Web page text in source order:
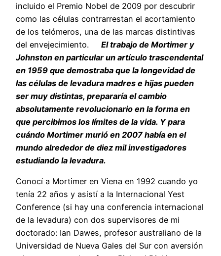
incluido el Premio Nobel de 2009 por descubrir
como las células contrarrestan el acortamiento
de los telómeros, una de las marcas distintivas
del envejecimiento.
El trabajo de Mortimer y
Johnston en particular un artículo trascendental
en 1959 que demostraba que la longevidad de
las células de levadura madres e hijas pueden
ser muy distintas, prepararía el cambio
absolutamente revolucionario en la forma en
que percibimos los límites de la vida. Y para
cuándo Mortimer murió en 2007 había en el
mundo alrededor de diez mil investigadores
estudiando la levadura.
Conocí a Mortimer en Viena en 1992 cuando yo
tenía 22 años y asistí a la Internacional Yest
Conference (si hay una conferencia internacional
de la levadura) con dos supervisores de mi
doctorado: Ian Dawes, profesor australiano de la
Universidad de Nueva Gales del Sur con aversión